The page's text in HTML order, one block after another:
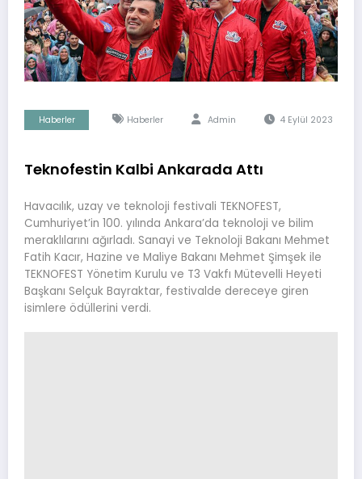
Haberler Haberler Admin 4 Eylül 2023
Teknofestin Kalbi Ankarada Attı
Havacılık, uzay ve teknoloji festivali TEKNOFEST,
Cumhuriyet’in 100. yılında Ankara’da teknoloji ve bilim
meraklılarını ağırladı. Sanayi ve Teknoloji Bakanı Mehmet
Fatih Kacır, Hazine ve Maliye Bakanı Mehmet Şimşek ile
TEKNOFEST Yönetim Kurulu ve T3 Vakfı Mütevelli Heyeti
Başkanı Selçuk Bayraktar, festivalde dereceye giren
isimlere ödüllerini verdi.